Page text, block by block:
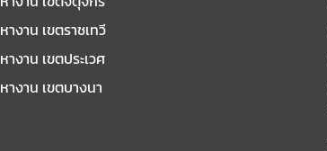
หางาน เขตราชเทวี
หางาน เขตประเวศ
หางาน เขตบางนา